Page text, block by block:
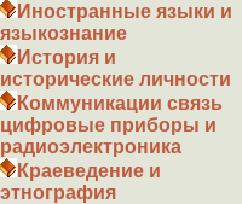
Иностранные языки и
языкознание
История и
исторические личности
Коммуникации связь
цифровые приборы и
радиоэлектроника
Краеведение и
этнография